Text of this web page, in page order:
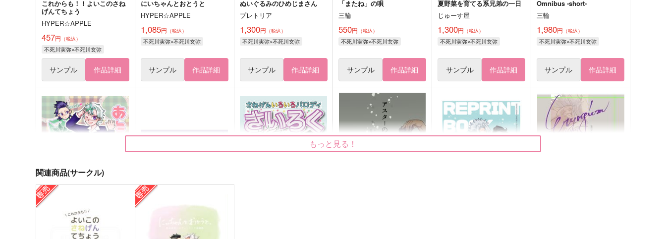
これからも！！よいこのさね
げんてちょう
HYPER☆APPLE
457円 （税込）
不死川実弥×不死川玄弥
サンプル 作品詳細
にいちゃんとおとうと
HYPER☆APPLE
1,085円 （税込）
不死川実弥×不死川玄弥
サンプル 作品詳細
ぬいぐるみのひめじまさん
プレトリア
1,300円 （税込）
不死川実弥×不死川玄弥
サンプル 作品詳細
「またね」の唄
三輪
550円 （税込）
不死川実弥×不死川玄弥
サンプル 作品詳細
夏野菜を育てる系兄弟の一日
じゅーす屋
1,300円 （税込）
不死川実弥×不死川玄弥
サンプル 作品詳細
Omnibus -short-
三輪
1,980円 （税込）
不死川実弥×不死川玄弥
サンプル 作品詳細
あたしの前世は風柱ッ！
げんやめもりある２
もっと見る！
関連商品(サークル)